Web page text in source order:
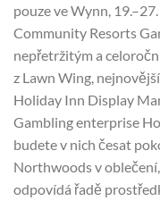
pouze ve Wynn,
Community Resorts
nepřetržitým a
z Lawn Wing,
Holiday Inn Display
Gambling enterprise
budete v nich česat
Northwoods v
odpovídá řadě